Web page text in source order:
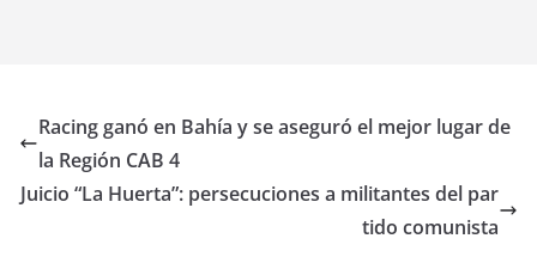
Racing ganó en Bahía y se aseguró el mejor lugar de
la Región CAB 4
Juicio “La Huerta”: persecuciones a militantes del par
tido comunista